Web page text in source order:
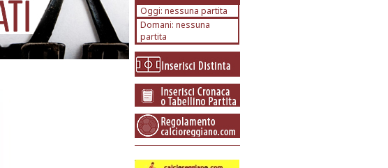
Oggi: nessuna partita
Domani: nessuna
partita